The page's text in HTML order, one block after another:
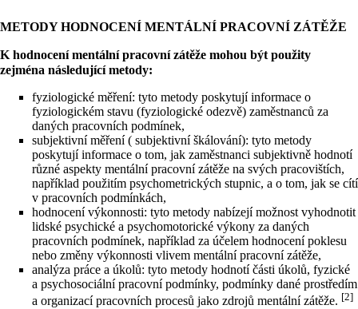
METODY HODNOCENÍ MENTÁLNÍ PRACOVNÍ ZÁTĚŽE
K hodnocení mentální pracovní zátěže mohou být použity
zejména následující metody:
fyziologické měření: tyto metody poskytují informace o
fyziologickém stavu (fyziologické odezvě) zaměstnanců za
daných pracovních podmínek,
subjektivní měření ( subjektivní škálování): tyto metody
poskytují informace o tom, jak zaměstnanci subjektivně hodnotí
různé aspekty mentální pracovní zátěže na svých pracovištích,
například použitím psychometrických stupnic, a o tom, jak se cítí
v pracovních podmínkách,
hodnocení výkonnosti: tyto metody nabízejí možnost vyhodnotit
lidské psychické a psychomotorické výkony za daných
pracovních podmínek, například za účelem hodnocení poklesu
nebo změny výkonnosti vlivem mentální pracovní zátěže,
analýza práce a úkolů: tyto metody hodnotí části úkolů, fyzické
a psychosociální pracovní podmínky, podmínky dané prostředím
a organizací pracovních procesů jako zdrojů mentální zátěže. [2]